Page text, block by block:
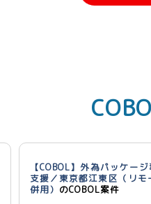
【COBOL】外為パッケージ
支援／東京都江東区（リモ
併用） のCOBOL案件